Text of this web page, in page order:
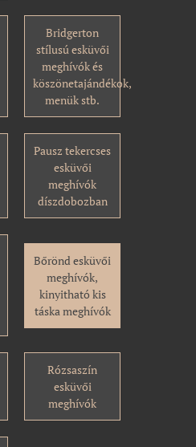
Bridgerton
stílusú esküvői
meghívók és
köszönetajándékok,
menük stb.
Pausz tekercses
esküvői
meghívók
díszdobozban
Bőrönd esküvői
meghívók,
kinyitható kis
táska meghívók
Rózsaszín
esküvői
meghívók